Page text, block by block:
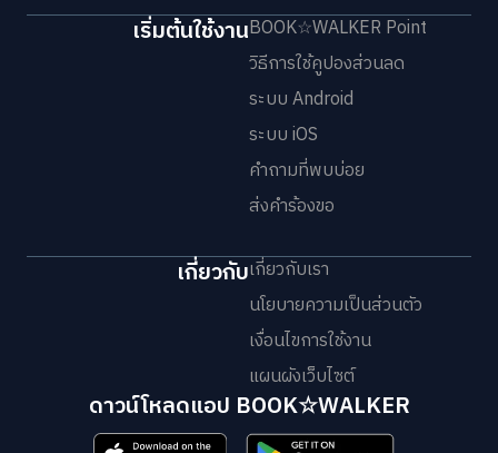
เริ่มต้นใช้งานBOOK☆WALKER Point
วิธีการใช้คูปองส่วนลด
ระบบ Android
ระบบ iOS
คำถามที่พบบ่อย
ส่งคำร้องขอ
เกี่ยวกับเกี่ยวกับเรา
นโยบายความเป็นส่วนตัว
เงื่อนไขการใช้งาน
แผนผังเว็บไซต์
ดาวน์โหลดแอป BOOK☆WALKER